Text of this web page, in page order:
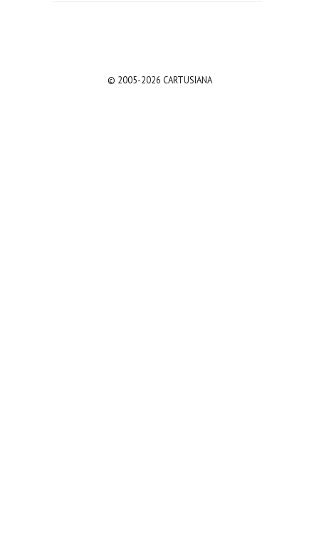
© 2005-2026 CARTUSIANA